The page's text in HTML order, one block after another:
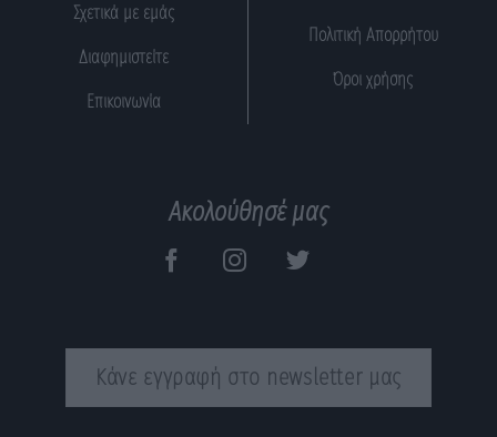
Σχετικά με εμάς
Διαφημιστείτε
Επικοινωνία
Πολιτική Απορρήτου
Όροι χρήσης
Ακολούθησέ μας
Κάνε εγγραφή στο newsletter μας